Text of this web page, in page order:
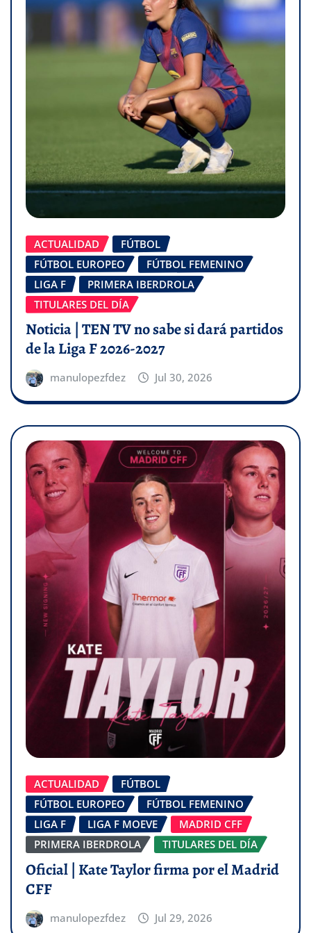
ACTUALIDAD
FÚTBOL
FÚTBOL EUROPEO
FÚTBOL FEMENINO
LIGA F
PRIMERA IBERDROLA
TITULARES DEL DÍA
Noticia | TEN TV no sabe si dará partidos
de la Liga F 2026-2027
manulopezfdez Jul 30, 2026
ACTUALIDAD
FÚTBOL
FÚTBOL EUROPEO
FÚTBOL FEMENINO
LIGA F
LIGA F MOEVE
MADRID CFF
PRIMERA IBERDROLA
TITULARES DEL DÍA
Oficial | Kate Taylor firma por el Madrid
CFF
manulopezfdez Jul 29, 2026